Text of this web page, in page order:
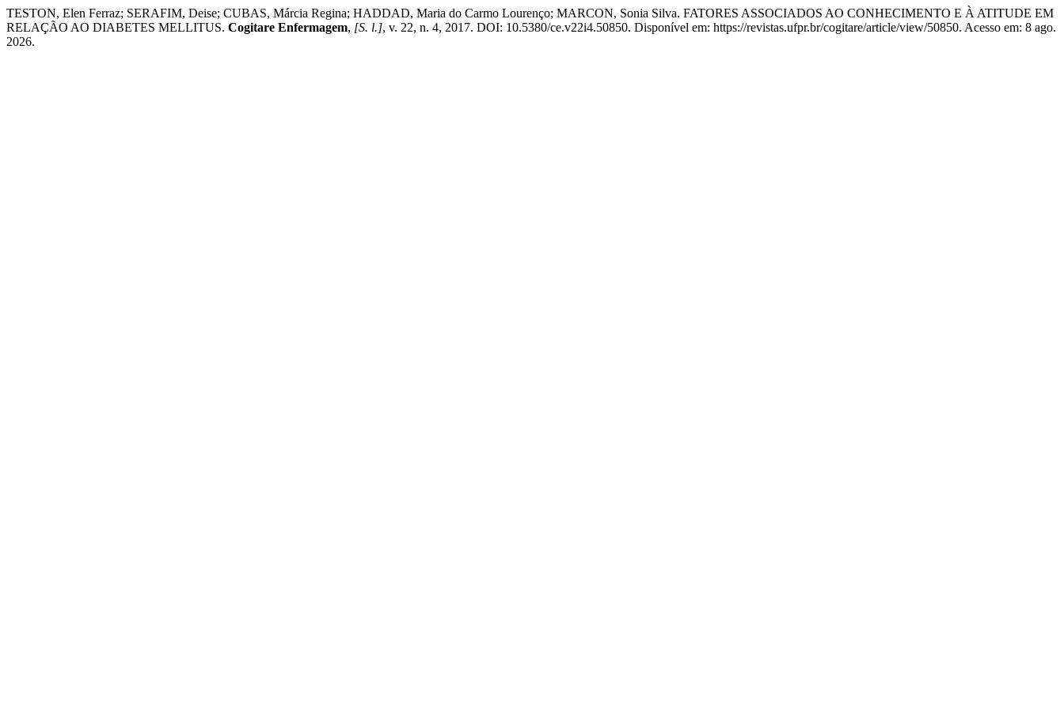
TESTON, Elen Ferraz; SERAFIM, Deise; CUBAS, Márcia Regina; HADDAD, Maria do Carmo Lourenço; MARCON, Sonia Silva. FATORES ASSOCIADOS AO CONHECIMENTO E À ATITUDE EM
RELAÇÃO AO DIABETES MELLITUS. Cogitare Enfermagem, [S. l.], v. 22, n. 4, 2017. DOI: 10.5380/ce.v22i4.50850. Disponível em: https://revistas.ufpr.br/cogitare/article/view/50850. Acesso em: 8 ago.
2026.